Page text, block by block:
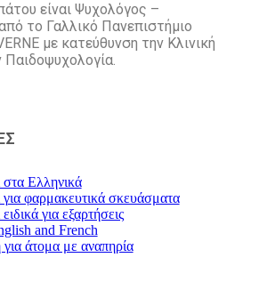
είναι Ψυχολόγος –
το Γαλλικό Πανεπιστήμιο
με κατεύθυνση την Kλινική
Παιδοψυχολογία.
Ελληνικά
φαρμακευτικά σκευάσματα
για εξαρτήσεις
and French
άτομα με αναπηρία